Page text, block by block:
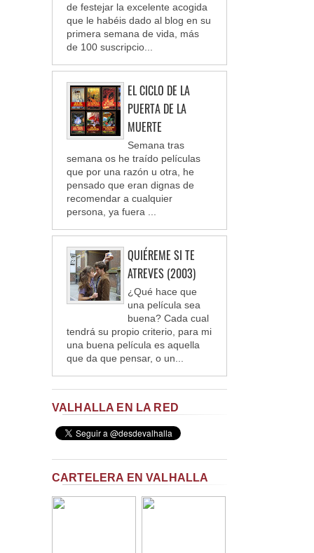
de festejar la excelente acogida
que le habéis dado al blog en su
primera semana de vida, más
de 100 suscripcio...
EL CICLO DE LA
PUERTA DE LA
MUERTE
Semana tras
semana os he traído películas
que por una razón u otra, he
pensado que eran dignas de
recomendar a cualquier
persona, ya fuera ...
QUIÉREME SI TE
ATREVES (2003)
¿Qué hace que
una película sea
buena? Cada cual
tendrá su propio criterio, para mi
una buena película es aquella
que da que pensar, o un...
VALHALLA EN LA RED
CARTELERA EN VALHALLA